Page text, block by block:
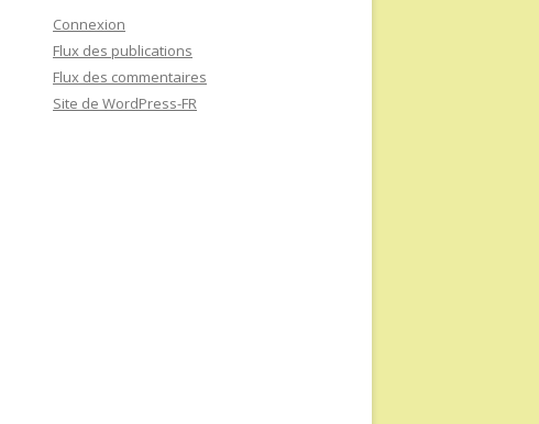
Connexion
Flux des publications
Flux des commentaires
Site de WordPress-FR